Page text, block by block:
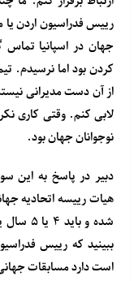
رییس فدراسیون اردن یا
جهان در اسپانیا تماس
کردن بود اما نرسیدم.
از آن دست مدیرانی
لابی کنم. وقتی کاری
نوجوانان جهان بود.
دبیر در پاسخ به این
هیات رییسه اتحادیه
است دارد مسابقات